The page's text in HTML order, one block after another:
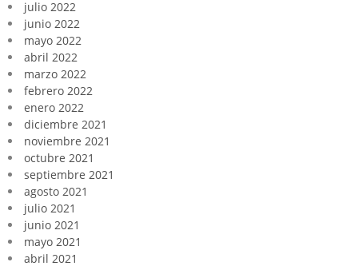
julio 2022
junio 2022
mayo 2022
abril 2022
marzo 2022
febrero 2022
enero 2022
diciembre 2021
noviembre 2021
octubre 2021
septiembre 2021
agosto 2021
julio 2021
junio 2021
mayo 2021
abril 2021